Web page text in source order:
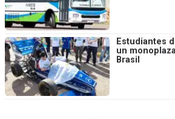
Estudiantes
un
Brasil